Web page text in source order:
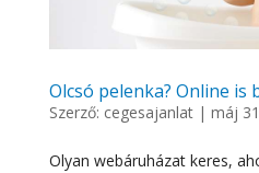
Olcsó pelenka? Online is
Szerző: cegesajanlat| máj
Olyan webáruházat keres,